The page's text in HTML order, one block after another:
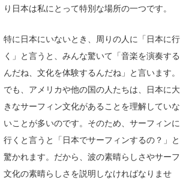
り日本は私にとって特別な場所の一つです。
特に日本にいないとき、周りの人に「日本に行
く」と言うと、みんな驚いて「音楽を演奏する
んだね、文化を体験するんだね」と言います。
でも、アメリカや他の国の人たちは、日本に大
きなサーフィン文化があることを理解していな
いことが多いのです。そのため、サーフィンに
行くと言うと「日本でサーフィンするの？」と
驚かれます。だから、波の素晴らしさやサーフ
文化の素晴らしさを説明しなければなりませ